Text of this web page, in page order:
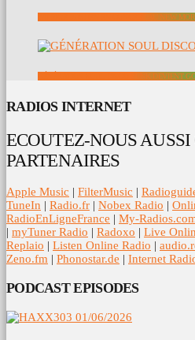
PATRICE RUSHEN EN CONCERT AU NEW
GÉNÉRATION SOUL DISCO FUNK DEVIENT
RADIOS INTERNET
ECOUTEZ-NOUS AUSSI
PARTENAIRES
Apple Music | FilterMusic |
TuneIn | Radio.fr | Nobex Radio |
RadioEnLigneFrance | My-
| myTuner Radio | Radoxo | Live
Replaio | Listen Online Radio |
Zeno.fm | Phonostar.de | Internet
PODCAST EPISODES